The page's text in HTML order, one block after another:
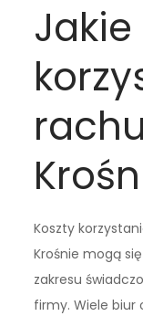
Koszty
Krośnie mogą
zakresu
firmy. Wiele biur